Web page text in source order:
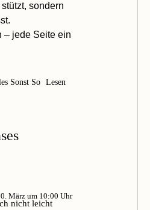
sondern
– jede Seite ein
Sonst So Lesen
März um 10:00 Uhr
nicht leicht